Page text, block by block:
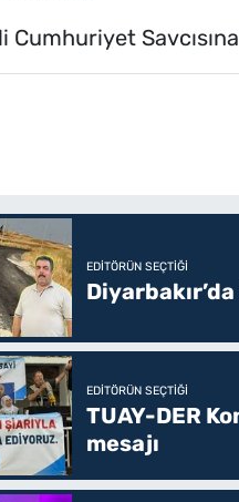
Cumhuriyet
EDITÖRÜN SEÇTIĞI
EDITÖRÜN SEÇTIĞI
TUAY-DER
mesajı